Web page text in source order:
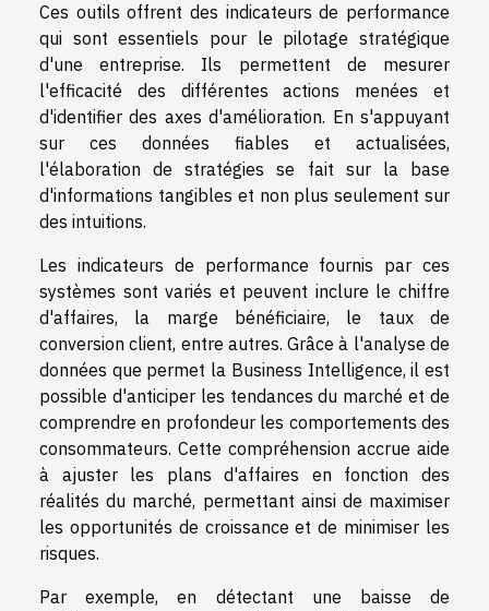
Ces outils offrent des indicateurs de performance
qui sont essentiels pour le pilotage stratégique
d'une entreprise. Ils permettent de mesurer
l'efficacité des différentes actions menées et
d'identifier des axes d'amélioration. En s'appuyant
sur ces données fiables et actualisées,
l'élaboration de stratégies se fait sur la base
d'informations tangibles et non plus seulement sur
des intuitions.
Les indicateurs de performance fournis par ces
systèmes sont variés et peuvent inclure le chiffre
d'affaires, la marge bénéficiaire, le taux de
conversion client, entre autres. Grâce à l'analyse de
données que permet la Business Intelligence, il est
possible d'anticiper les tendances du marché et de
comprendre en profondeur les comportements des
consommateurs. Cette compréhension accrue aide
à ajuster les plans d'affaires en fonction des
réalités du marché, permettant ainsi de maximiser
les opportunités de croissance et de minimiser les
risques.
Par exemple, en détectant une baisse de